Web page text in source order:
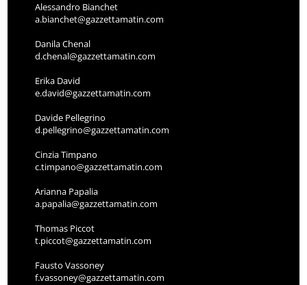
Alessandro Bianchet
a.bianchet@gazzettamatin.com
Danila Chenal
d.chenal@gazzettamatin.com
Erika David
e.david@gazzettamatin.com
Davide Pellegrino
d.pellegrino@gazzettamatin.com
Cinzia Timpano
c.timpano@gazzettamatin.com
Arianna Papalia
a.papalia@gazzettamatin.com
Thomas Piccot
t.piccot@gazzettamatin.com
Fausto Vassoney
f.vassoney@gazzettamatin.com